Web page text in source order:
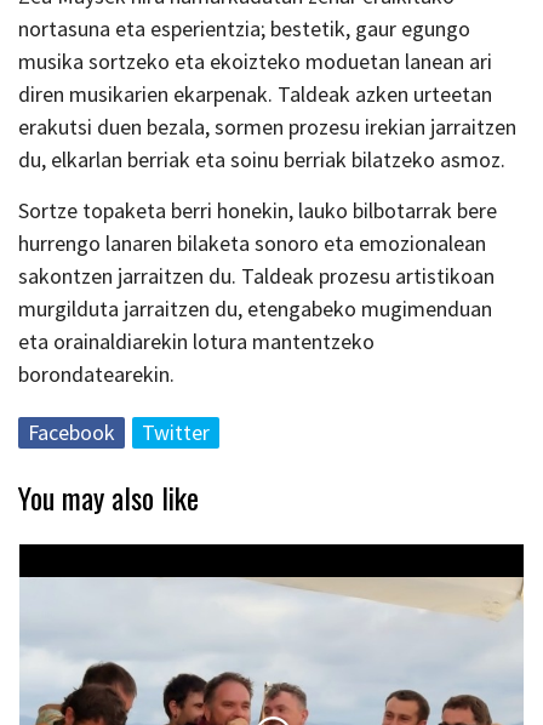
nortasuna eta esperientzia; bestetik, gaur egungo
musika sortzeko eta ekoizteko moduetan lanean ari
diren musikarien ekarpenak. Taldeak azken urteetan
erakutsi duen bezala, sormen prozesu irekian jarraitzen
du, elkarlan berriak eta soinu berriak bilatzeko asmoz.
Sortze topaketa berri honekin, lauko bilbotarrak bere
hurrengo lanaren bilaketa sonoro eta emozionalean
sakontzen jarraitzen du. Taldeak prozesu artistikoan
murgilduta jarraitzen du, etengabeko mugimenduan
eta orainaldiarekin lotura mantentzeko
borondatearekin.
Facebook Twitter
You may also like